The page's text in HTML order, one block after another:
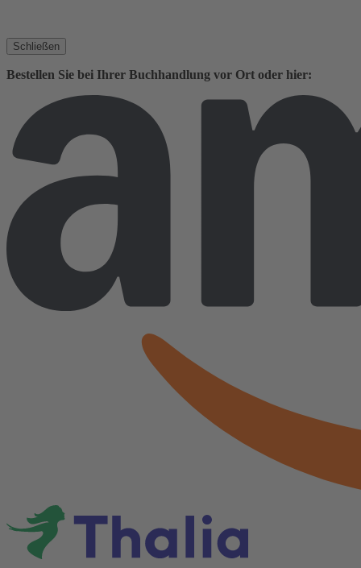
Schließen
Bestellen Sie bei Ihrer Buchhandlung vor Ort oder hier: